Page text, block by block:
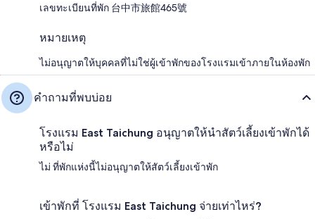
เลขทะเบียนที่พัก 台中市旅館465號
หมายเหตุ
ไม่อนุญาตให้บุคคลที่ไม่ใช่ผู้เข้าพักของโรงแรมเข้าภายในห้องพัก
คำถามที่พบบ่อย
โรงแรม East Taichung อนุญาตให้นำสัตว์เลี้ยงเข้าพักได้
หรือไม่
ไม่ ที่พักแห่งนี้ไม่อนุญาตให้สัตว์เลี้ยงเข้าพัก
เข้าพักที่ โรงแรม East Taichung จ่ายเท่าไหร่?